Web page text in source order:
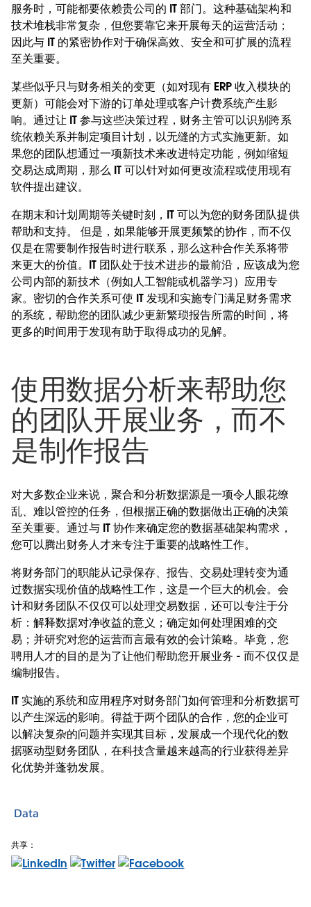
服务时，可能都要依赖贵公司的 IT 部门。这种基础架构和
技术堆栈非常复杂，但您要靠它来开展每天的运营活动；
因此与 IT 的紧密协作对于确保高效、安全和可扩展的流程
至关重要。
某些似乎只与财务相关的变更（如对现有 ERP 收入模块的
更新）可能会对下游的订单处理或客户计费系统产生影
响。通过让 IT 参与这些决策过程，财务主管可以识别跨系
统依赖关系并制定项目计划，以无缝的方式实施更新。如
果您的团队想通过一项新技术来改进特定功能，例如缩短
交易达成周期，那么 IT 可以针对如何更改流程或使用现有
软件提出建议。
在期末和计划周期等关键时刻，IT 可以为您的财务团队提供
帮助和支持。 但是，如果能够开展更频繁的协作，而不仅
仅是在需要制作报告时进行联系，那么这种合作关系将带
来更大的价值。IT 团队处于技术进步的最前沿，应该成为您
公司内部的新技术（例如人工智能或机器学习）应用专
家。密切的合作关系可使 IT 发现和实施专门满足财务需求
的系统，帮助您的团队减少更新繁琐报告所需的时间，将
更多的时间用于发现有助于取得成功的见解。
使用数据分析来帮助您
的团队开展业务，而不
是制作报告
对大多数企业来说，聚合和分析数据源是一项令人眼花缭
乱、难以管控的任务，但根据正确的数据做出正确的决策
至关重要。通过与 IT 协作来确定您的数据基础架构需求，
您可以腾出财务人才来专注于重要的战略性工作。
将财务部门的职能从记录保存、报告、交易处理转变为通
过数据实现价值的战略性工作，这是一个巨大的机会。会
计和财务团队不仅仅可以处理交易数据，还可以专注于分
析：解释数据对净收益的意义；确定如何处理困难的交
易；并研究对您的运营而言最有效的会计策略。毕竟，您
聘用人才的目的是为了让他们帮助您开展业务 - 而不仅仅是
编制报告。
IT 实施的系统和应用程序对财务部门如何管理和分析数据可
以产生深远的影响。得益于两个团队的合作，您的企业可
以解决复杂的问题并实现其目标，发展成一个现代化的数
据驱动型财务团队，在科技含量越来越高的行业获得差异
化优势并蓬勃发展。
Data
共享：